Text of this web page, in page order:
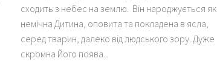
сходить з небес на землю. Він народжується як
немічна Дитина, оповита та покладена в ясла,
серед тварин, далеко від людського зору. Дуже
скромна Його поява...